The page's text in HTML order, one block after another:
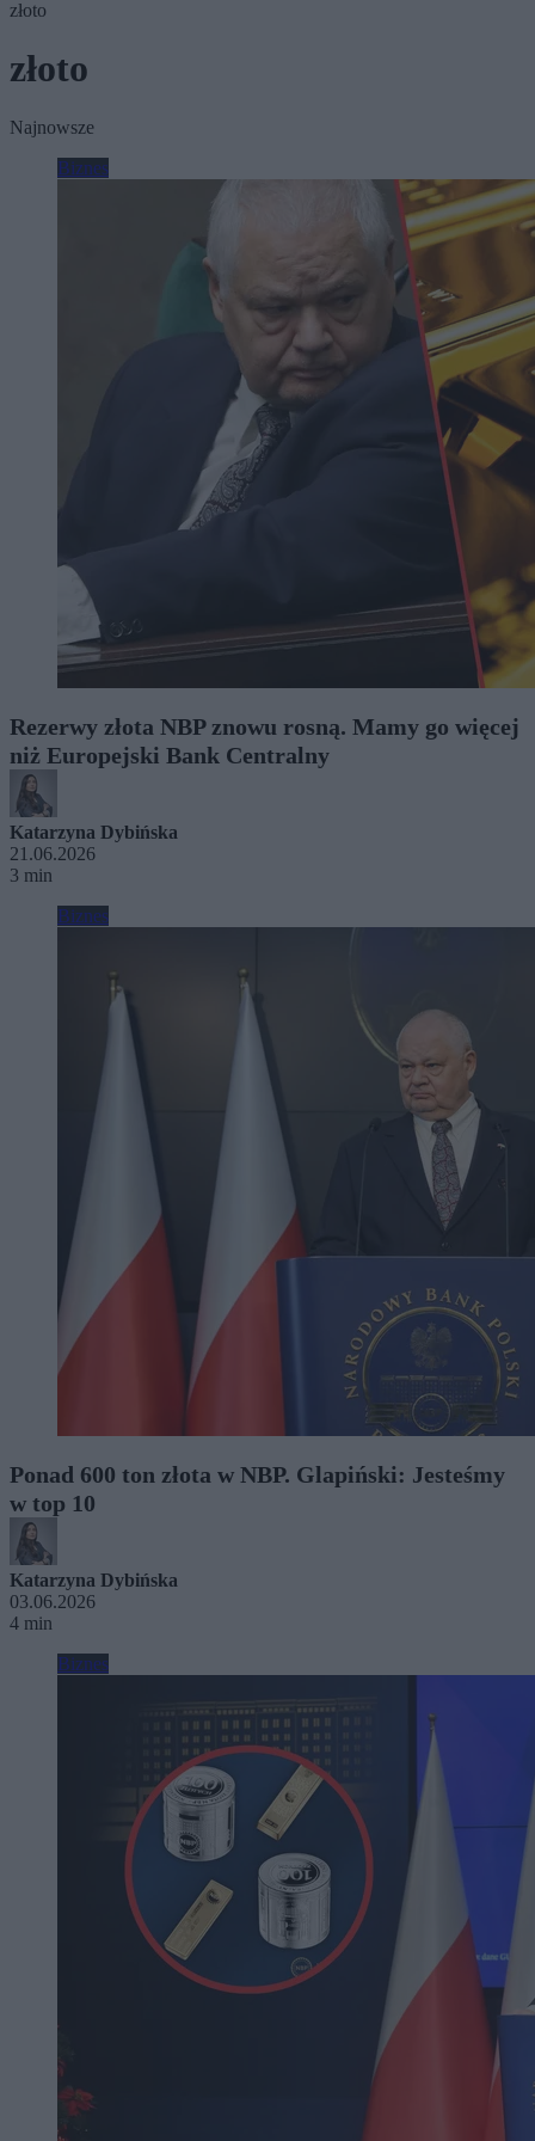
złoto
złoto
Najnowsze
Biznes
Rezerwy złota NBP znowu rosną. Mamy go więcej
niż Europejski Bank Centralny
Katarzyna Dybińska
21.06.2026
3 min
Biznes
Ponad 600 ton złota w NBP. Glapiński: Jesteśmy
w top 10
Katarzyna Dybińska
03.06.2026
4 min
Biznes